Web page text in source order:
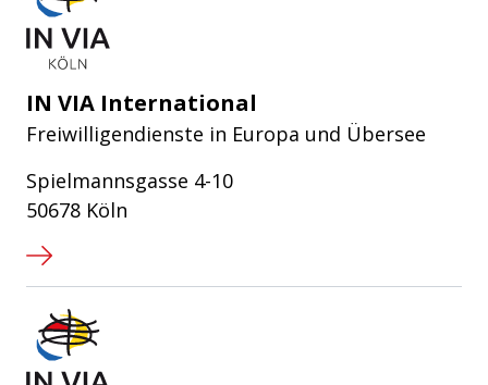
IN VIA International
Freiwilligendienste in Europa und Übersee
Spielmannsgasse 4-10
50678 Köln